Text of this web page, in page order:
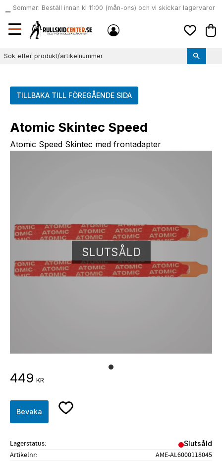
Meny
local_shipping
Sommar: Beställ innan kl 11:00 (mån-ons) och vi skickar lagervaror
samma dag
TILLBAKA TILL FÖREGÅENDE SIDA
Atomic Skintec Speed
Atomic Speed Skintec med frontadapter
SLUTSÅLD
449 KR
Lägg till i favoriter
Bevaka
Lagerstatus Slutsåld
Artikelnr AME-AL6000118045